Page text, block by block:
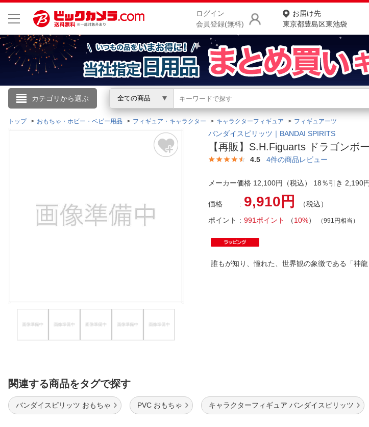
ログイン
会員登録(無料)
お届け先
東京都豊島区東池袋
カテゴリから選ぶ 全ての商品
こんにちは
ログイン
閲覧履歴
商品をさがす
ランキングからさがす
カテゴリ一覧からさがす
お客様サポート
トップ おもちゃ・ホビー・ベビー用品 フィギュア・キャラクター キャラクターフィギュア フィギュアーツ
バンダイスピリッツ｜BANDAI SPIRITS
【再販】S.H.Figuarts ドラゴンボ
4.5 4件の商品レビュー
メーカー価格 12,100円（税込） 18％引き 2,190
価格 9,910円
（税込）
ポイント
991ポイント （10%） （991円相当）
誰もが知り、憧れた、世界観の象徴である「
関連する商品をタグで探す
バンダイスピリッツ おもちゃ PVC おもちゃ キャラクターフィギュア バンダイスピリッツ